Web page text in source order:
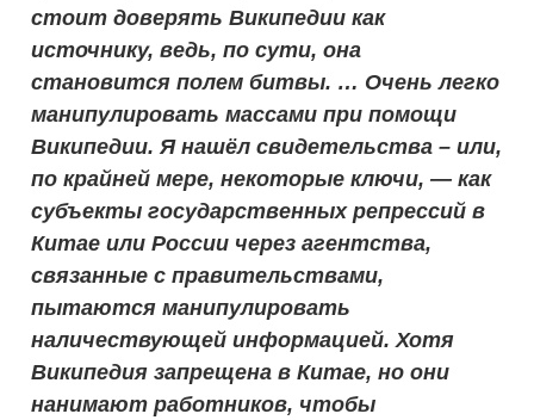
стоит доверять Википедии как
источнику, ведь, по сути, она
становится полем битвы. … Очень легко
манипулировать массами при помощи
Википедии. Я нашёл свидетельства – или,
по крайней мере, некоторые ключи, — как
субъекты государственных репрессий в
Китае или России через агентства,
связанные с правительствами,
пытаются манипулировать
наличествующей информацией. Хотя
Википедия запрещена в Китае, но они
нанимают работников, чтобы